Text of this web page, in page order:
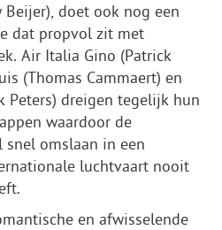
doet ook nog een
dat propvol zit met
Air Italia Gino (Patrick
(Thomas Cammaert) en
Peters) dreigen tegelijk hun
waardoor de
snel omslaan in een
luchtvaart nooit
en afwisselende